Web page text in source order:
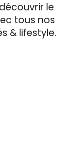
le
tous nos
& lifestyle.